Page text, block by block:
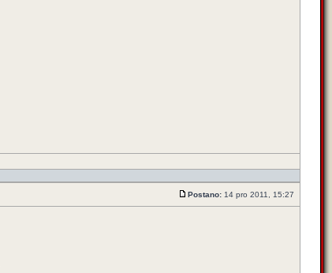
Postano: 14 pro 2011, 15:27